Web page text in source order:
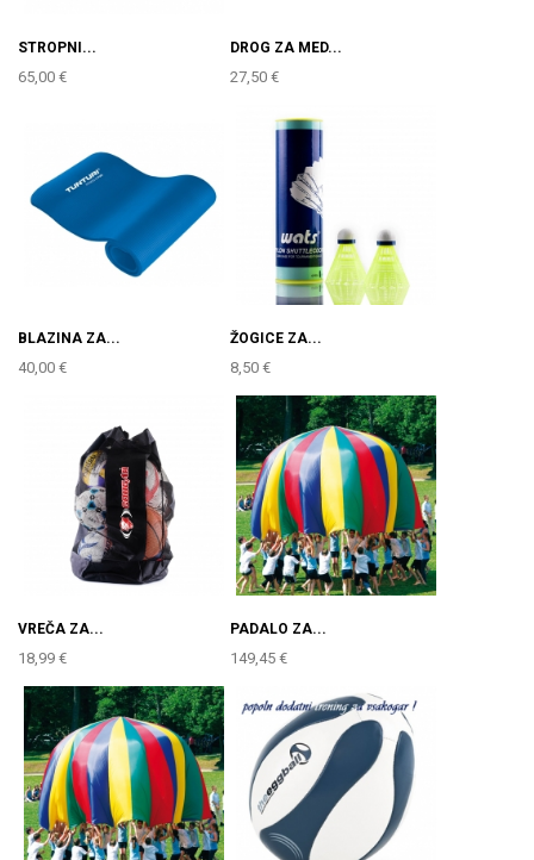
STROPNI...
65,00 €
DROG ZA MED...
27,50 €
BLAZINA ZA...
40,00 €
ŽOGICE ZA...
8,50 €
VREČA ZA...
18,99 €
PADALO ZA...
149,45 €